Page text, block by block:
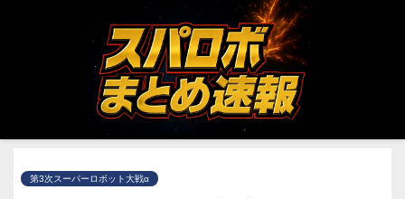
第3次スーパーロボット大戦α